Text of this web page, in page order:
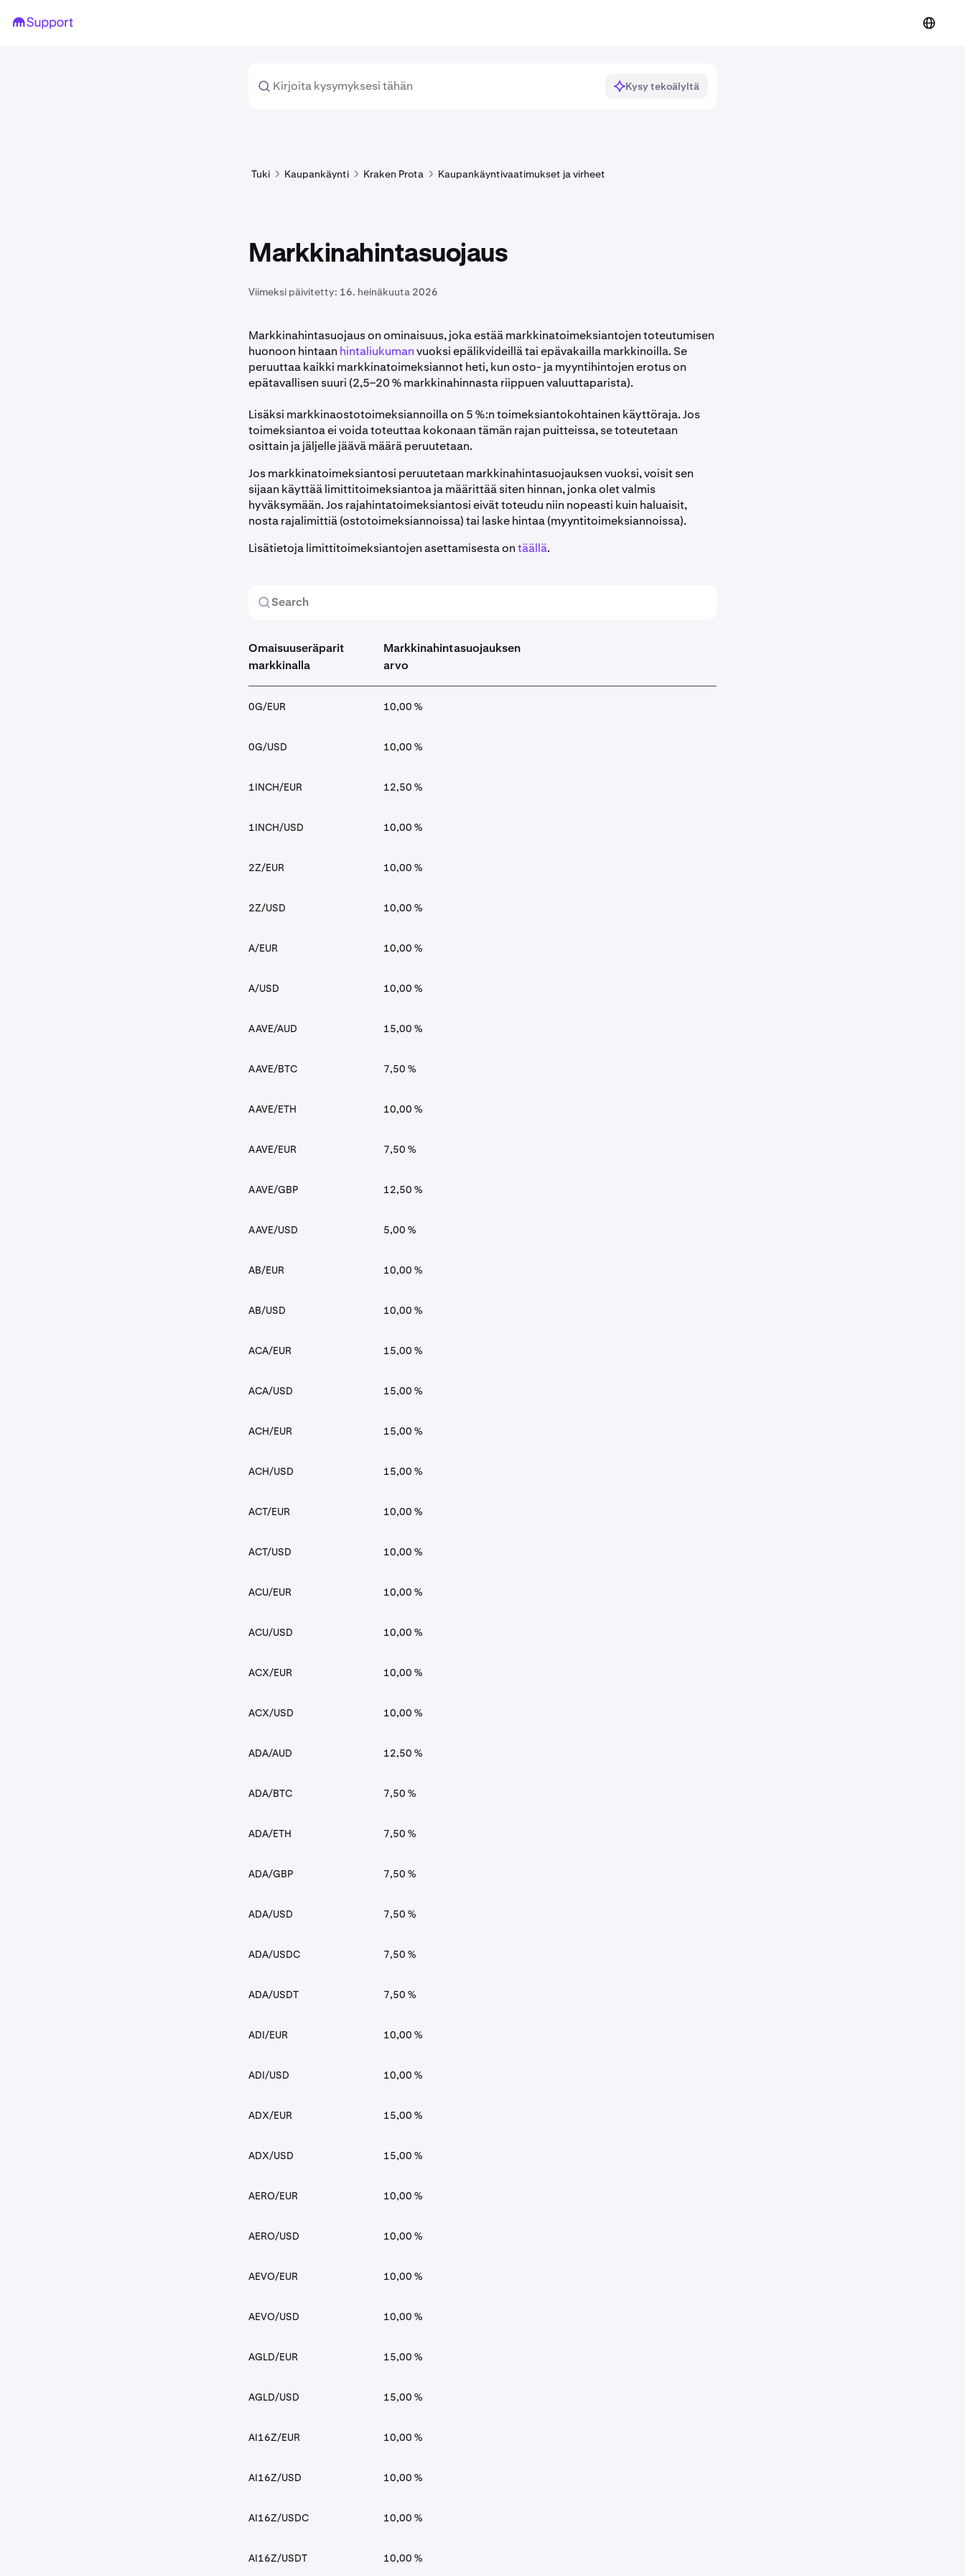
Kysy tekoälyltä
Tuki Kaupankäynti Kraken Prota Kaupankäyntivaatimukset ja virheet
Markkinahintasuojaus
Viimeksi päivitetty: 16. heinäkuuta 2026
Markkinahintasuojaus on ominaisuus, joka estää markkinatoimeksiantojen toteutumisen
huonoon hintaan hintaliukumanvuoksi epälikvideillä tai epävakailla markkinoilla. Se
peruuttaa kaikki markkinatoimeksiannot heti, kun osto- ja myyntihintojen erotus on
epätavallisen suuri (2,5–20 % markkinahinnasta riippuen valuuttaparista).
Lisäksi markkinaostotoimeksiannoilla on 5 %:n toimeksiantokohtainen käyttöraja. Jos
toimeksiantoa ei voida toteuttaa kokonaan tämän rajan puitteissa, se toteutetaan
osittain ja jäljelle jäävä määrä peruutetaan.
Jos markkinatoimeksiantosi peruutetaan markkinahintasuojauksen vuoksi, voisit sen
sijaan käyttää limittitoimeksiantoa ja määrittää siten hinnan, jonka olet valmis
hyväksymään. Jos rajahintatoimeksiantosi eivät toteudu niin nopeasti kuin haluaisit,
nosta rajalimittiä (ostotoimeksiannoissa) tai laske hintaa (myyntitoimeksiannoissa).
Lisätietoja limittitoimeksiantojen asettamisesta ontäällä.
Omaisuuseräparit
markkinalla
Markkinahintasuojauksen
arvo
0G/EUR 10,00 %
0G/USD 10,00 %
1INCH/EUR 12,50 %
1INCH/USD 10,00 %
2Z/EUR 10,00 %
2Z/USD 10,00 %
A/EUR 10,00 %
A/USD 10,00 %
AAVE/AUD 15,00 %
AAVE/BTC 7,50 %
AAVE/ETH 10,00 %
AAVE/EUR 7,50 %
AAVE/GBP 12,50 %
AAVE/USD 5,00 %
AB/EUR 10,00 %
AB/USD 10,00 %
ACA/EUR 15,00 %
ACA/USD 15,00 %
ACH/EUR 15,00 %
ACH/USD 15,00 %
ACT/EUR 10,00 %
ACT/USD 10,00 %
ACU/EUR 10,00 %
ACU/USD 10,00 %
ACX/EUR 10,00 %
ACX/USD 10,00 %
ADA/AUD 12,50 %
ADA/BTC 7,50 %
ADA/ETH 7,50 %
ADA/GBP 7,50 %
ADA/USD 7,50 %
ADA/USDC 7,50 %
ADA/USDT 7,50 %
ADI/EUR 10,00 %
ADI/USD 10,00 %
ADX/EUR 15,00 %
ADX/USD 15,00 %
AERO/EUR 10,00 %
AERO/USD 10,00 %
AEVO/EUR 10,00 %
AEVO/USD 10,00 %
AGLD/EUR 15,00 %
AGLD/USD 15,00 %
AI16Z/EUR 10,00 %
AI16Z/USD 10,00 %
AI16Z/USDC 10,00 %
AI16Z/USDT 10,00 %